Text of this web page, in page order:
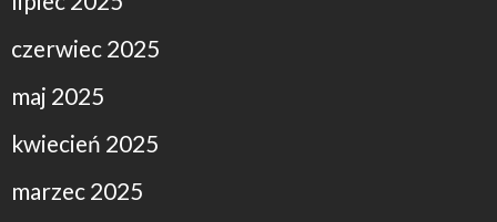
czerwiec 2025
maj 2025
kwiecień 2025
marzec 2025